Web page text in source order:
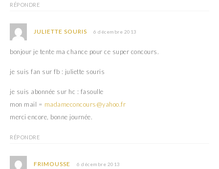
RÉPONDRE
JULIETTE SOURIS 6 décembre 2013
bonjour je tente ma chance pour ce super concours.
je suis fan sur fb : juliette souris
je suis abonnée sur hc : fasoulle
mon mail = madameconcours@yahoo.fr
merci encore, bonne journée.
RÉPONDRE
FRIMOUSSE 6 décembre 2013